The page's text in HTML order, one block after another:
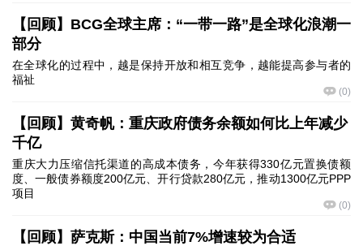
【回顾】BCG全球主席：“一带一路”是全球化浪潮一
部分
在全球化的过程中，越是保持开放和相互竞争，越能提高参与者的
福祉
(0)
【回顾】黄奇帆：重庆政府债务余额如何比上年减少
千亿
重庆大力压缩信托渠道的高成本债务，今年获得330亿元置换债额
度、一般债券额度200亿元、开行贷款280亿元，推动1300亿元PPP
项目
(0)
【回顾】萨克斯：中国当前7%增速较为合适